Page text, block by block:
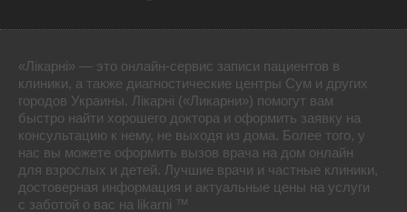
«Лікарні» — это онлайн-сервис записи пациентов в
клиники, а также диагностические центры Сум и других
городов Украины. Лікарні («Ликарни») помогут вам
быстро найти хорошего доктора и оформить заявку на
консультацию к нему, не выходя из дома. Более того, у
нас вы можете оформить вызов врача на дом онлайн
для взрослых и детей. Лучшие врачи и частные клиники,
достоверная информация и актуальные цены на услуги
с заботой о вас на likarni ™